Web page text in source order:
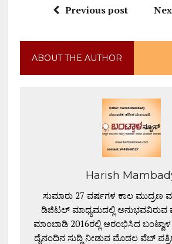
Previous post
ABOUT THE AUTHOR
Harish
ಸುಮಾರು 27 ವರ್ಷಗಳ ಕಾಲ ಮುದ್ರಣ
ಡಿಜಿಟಲ್ ಮಾಧ್ಯಮದಲ್ಲಿ ಅನುಭವವಿರುವ
ಮಾಂಬಾಡಿ 2016ರಲ್ಲಿ ಆರಂಭಿಸಿದ ಬಂಟ್ವಾಳ
ದೈನಂದಿನ ಸುದ್ದಿ ನೀಡುವ ಮೊದಲ ವೆಬ್